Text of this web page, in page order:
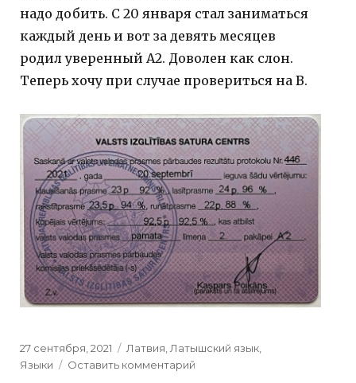
надо добить. С 20 января стал заниматься
каждый день и вот за девять месяцев
родил уверенный А2. Доволен как слон.
Теперь хочу при случае провериться на B.
Posted
on
27 сентября, 2021 Categories
Латвия,Латышский язык,
Языки
Оставить комментарий